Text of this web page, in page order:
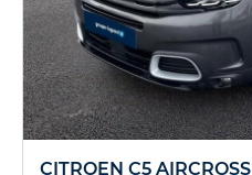
CITROEN C5 AIRCROSS